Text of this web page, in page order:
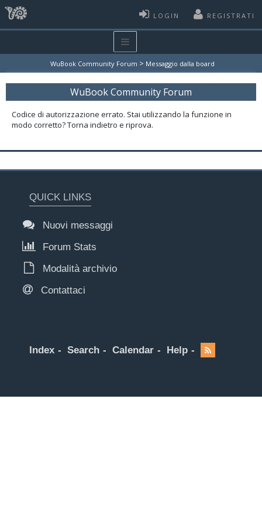
LOGIN REGISTRATI
WuBook Community Forum > Messaggio dalla board
WuBook Community Forum
Codice di autorizzazione errato. Stai utilizzando la funzione in
modo corretto? Torna indietro e riprova.
QUICK LINKS
Nuovi messaggi
Forum Stats
Modalità archivio
Contattaci
Index Search Calendar Help